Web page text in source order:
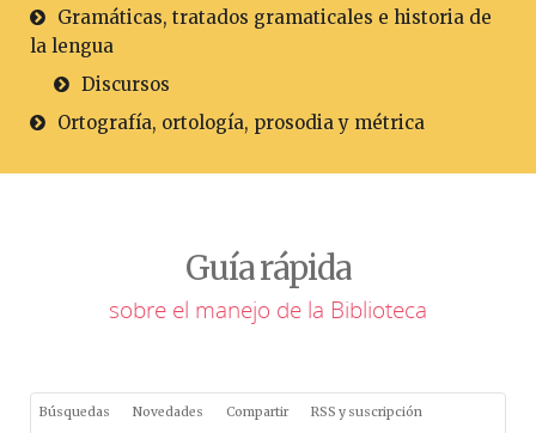
Gramáticas, tratados gramaticales e historia de
la lengua
Discursos
Ortografía, ortología, prosodia y métrica
Guía rápida
sobre el manejo de la Biblioteca
Búsquedas Novedades Compartir RSS y suscripción